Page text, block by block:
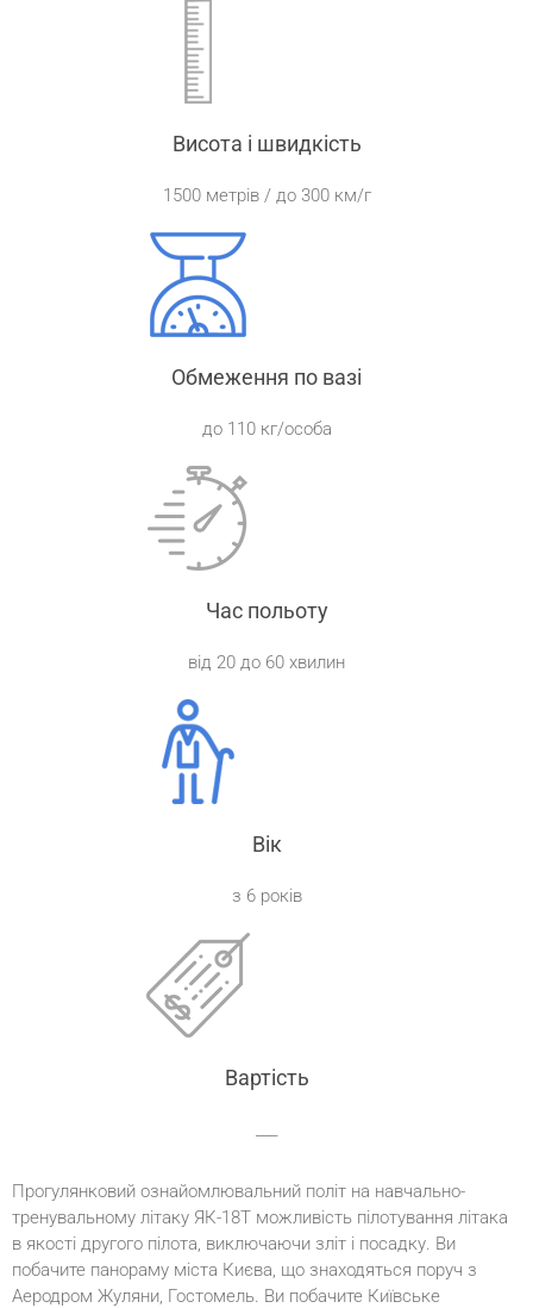
Висота і швидкість
1500 метрів / до 300 км/г
Обмеження по вазі
до 110 кг/особа
Час польоту
від 20 до 60 хвилин
Вік
з 6 років
Вартість
Прогулянковий ознайомлювальний політ на навчально-
тренувальному літаку ЯК-18Т можливість пілотування літака
в якості другого пілота, виключаючи зліт і посадку. Ви
побачите панораму міста Києва, що знаходяться поруч з
Аеродром Жуляни, Гостомель. Ви побачите Київське